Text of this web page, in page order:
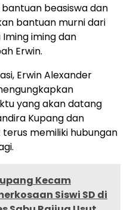
beasiswa dan
bantuan murni dari
Iming iming dan
Erwin.
Erwin Alexander
yang akan datang
Kupang dan
terus memiliki hubungan
Kecam
Siswi SD di